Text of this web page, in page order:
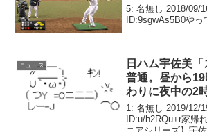
5: 名無し 2018/09/
ID:9sgwAs5B0やっ
ニュース
日ハム宇佐美
普通。昼から
わりに夜中の2
る」
1: 名無し 2019/12/
ID:u/h2RQu+r家